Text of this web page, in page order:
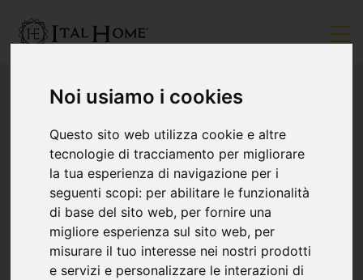
Noi usiamo i cookies
Questo sito web utilizza cookie e altre
tecnologie di tracciamento per migliorare
la tua esperienza di navigazione per i
seguenti scopi: per abilitare le funzionalità
di base del sito web, per fornire una
migliore esperienza sul sito web, per
misurare il tuo interesse nei nostri prodotti
e servizi e personalizzare le interazioni di